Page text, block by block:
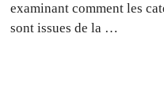
examinant comment les
sont issues de la …